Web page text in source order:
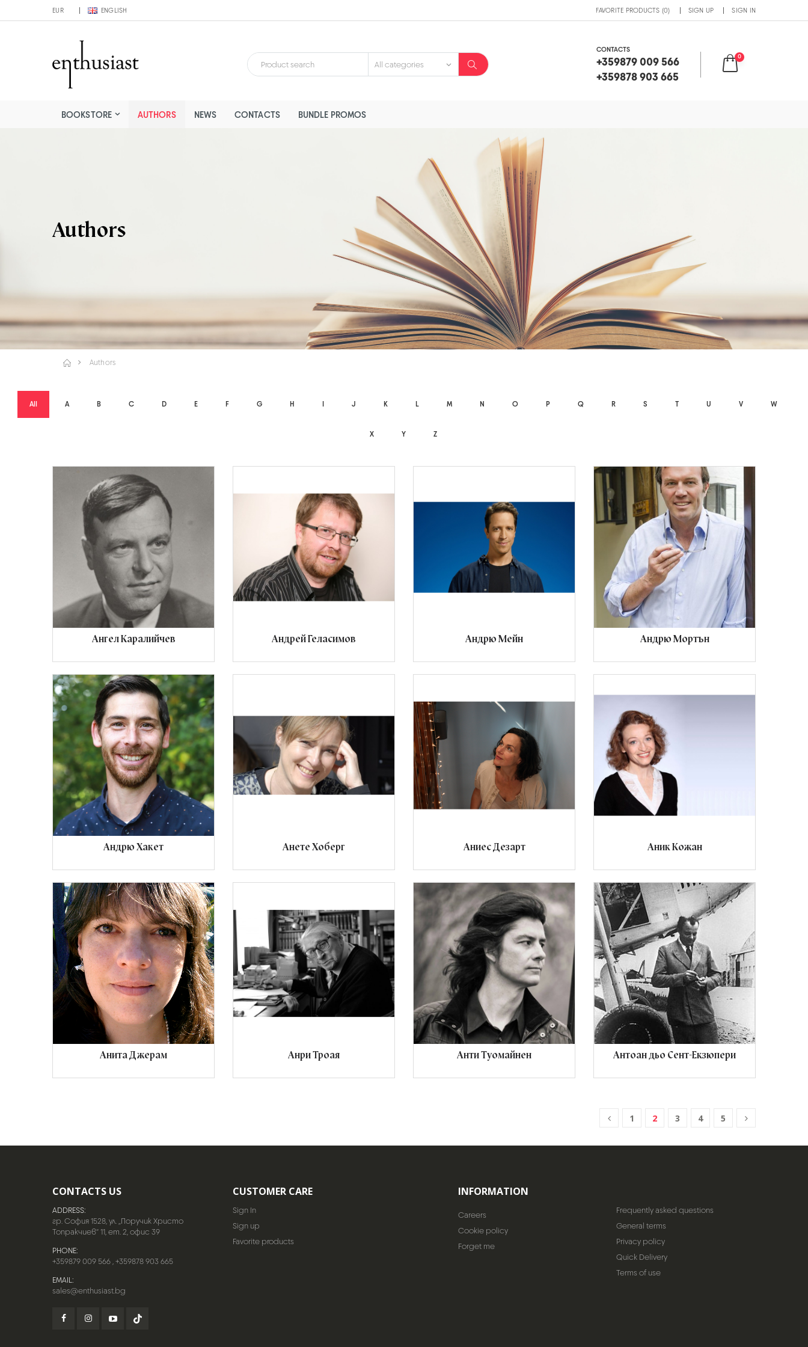
EUR ENGLISH FAVORITE PRODUCTS (0) SIGN UP SIGN IN
CONTACTS
+359879 009 566
+359878 903 665
0
BOOKSTORE AUTHORS NEWS CONTACTS BUNDLE PROMOS
Authors
Authors
All A B C D E F G H I J K L M N O P Q R S T U V W
X Y Z
Ангел Каралийчев Андрей Геласимов Андрю Мейн Андрю Мортън
Андрю Хакет Анете Хоберг Аниес Дезарт Аник Кожан
Анита Джерам Анри Троая Анти Туомайнен Антоан дьо Сент-Екзюпери
1 2 3 4 5
CONTACTS US
ADDRESS:
гр. София 1528, ул. „Поручик Христо
Топракчиев“ 11, ет. 2, офис 39
PHONE:
+359879 009 566,+359878 903 665
EMAIL:
sales@enthusiast.bg
CUSTOMER CARE
Sign In
Sign up
Favorite products
INFORMATION
Careers
Cookie policy
Forget me
Frequently asked questions
General terms
Privacy policy
Quick Delivery
Terms of use